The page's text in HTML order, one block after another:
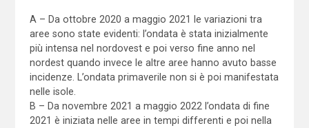
A – Da ottobre 2020 a maggio 2021 le variazioni tra
aree sono state evidenti: l’ondata è stata inizialmente
più intensa nel nordovest e poi verso fine anno nel
nordest quando invece le altre aree hanno avuto basse
incidenze. L’ondata primaverile non si è poi manifestata
nelle isole.
B – Da novembre 2021 a maggio 2022 l’ondata di fine
2021 è iniziata nelle aree in tempi differenti e poi nella